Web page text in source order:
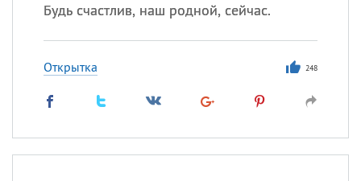
Будь счастлив, наш родной, сейчас.
Открытка 248